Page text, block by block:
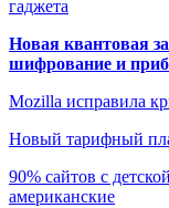
гаджета
Новая квантовая
шифрование и
Mozilla исправила
Новый тарифный
90% сайтов с
американские